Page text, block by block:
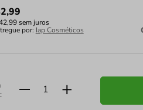
,99
,99sem juros
por: Iap Cosméticos